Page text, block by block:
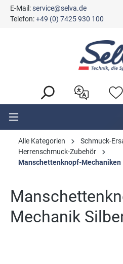
springen
E-Mail:service@selva.de
Telefon:+49 (0) 7425 930 100
Alle Kategorien
Schmuck-
Herrenschmuck-Zubehör
Manschettenknopf-Mechaniken
Mechanik